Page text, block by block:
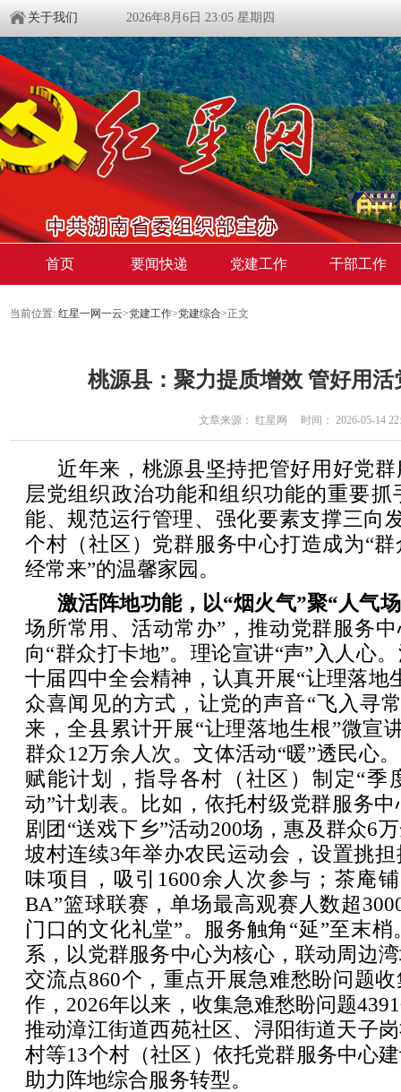
关于我们 2026年8月6日 23:05 星期四
首页 要闻快递 党建工作 干部工作
当前位置: 红星一网一云>党建工作>党建综合>正文
桃源县：聚力提质增效 管好用活
文章来源： 红星网 时间： 2026-05-14
近年来，桃源县坚持把管好用好党
层党组织政治功能和组织功能的重要
能、规范运行管理、强化要素支撑三向
个村（社区）党群服务中心打造成为“
经常来”的温馨家园。
激活阵地功能，以“烟火气”聚“人气
场所常用、活动常办”，推动党群服务
向“群众打卡地”。理论宣讲“声”入人心
十届四中全会精神，认真开展“让理落地
众喜闻见的方式，让党的声音“飞入寻
来，全县累计开展“让理落地生根”微宣
群众12万余人次。文体活动“暖”透民心
赋能计划，指导各村（社区）制定“季
动”计划表。比如，依托村级党群服务
剧团“送戏下乡”活动200场，惠及群众6
坡村连续3年举办农民运动会，设置挑
味项目，吸引1600余人次参与；茶庵
BA”篮球联赛，单场最高观赛人数超
门口的文化礼堂”。服务触角“延”至末梢
系，以党群服务中心为核心，联动周边
交流点860个，重点开展急难愁盼问题
作，2026年以来，收集急难愁盼问题
推动漳江街道西苑社区、浔阳街道天子
村等13个村（社区）依托党群服务中心
助力阵地综合服务转型。